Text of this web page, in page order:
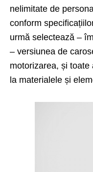
nelimitate de
conform
urmă selectează –
– versiunea de
motorizarea, și
la materialele și